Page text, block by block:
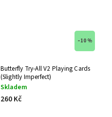
–10 %
Butterfly Try-All V2 Playing Cards
(Slightly Imperfect)
Skladem
260 Kč